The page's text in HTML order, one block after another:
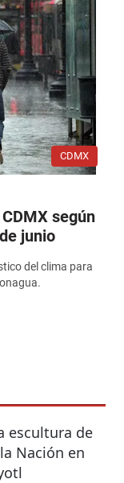
CDMX
según
junio
del clima para
escultura de
Nación en